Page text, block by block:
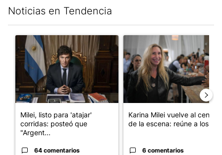
Noticias en Tendencia
Un artículo de tendencia con el título "Milei, listo para 'atajar'
Milei, listo para 'atajar'
corridas: posteó que
"Argent...
64 comentarios
Un artículo de tendencia
Karina Milei vuelve al centro
de la escena: reúne a los...
6 comentarios